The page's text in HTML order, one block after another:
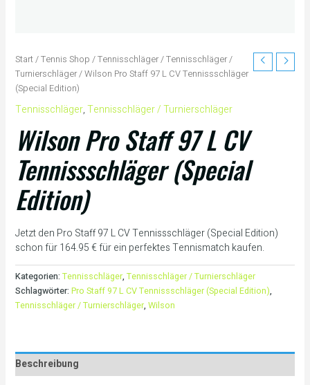
Start/Tennis Shop /Tennisschläger/Tennisschläger /
Turnierschläger/ Wilson Pro Staff 97 L CV Tennissschläger
(Special Edition)
Tennisschläger,Tennisschläger / Turnierschläger
Wilson Pro Staff 97 L CV
Tennissschläger (Special
Edition)
Jetzt den Pro Staff 97 L CV Tennissschläger (Special Edition)
schon für 164.95 € für ein perfektes Tennismatch kaufen.
Kategorien: Tennisschläger, Tennisschläger / Turnierschläger
Schlagwörter: Pro Staff 97 L CV Tennissschläger (Special Edition),
Tennisschläger / Turnierschläger, Wilson
Beschreibung